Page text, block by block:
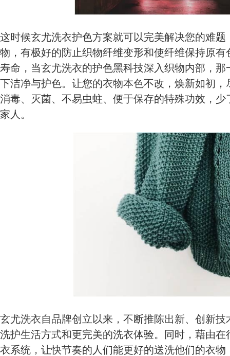
这时候玄尤洗衣护色方案就可以完美解决您的难
物，有极好的防止织物纤维变形和使纤维保持原
寿命，当玄尤洗衣的护色黑科技深入织物内部，
下洁净与护色。让您的衣物本色不改，焕新如初
消毒、灭菌、不易虫蛀、便于保存的特殊功效，
家人。
玄尤洗衣自品牌创立以来，不断推陈出新、创新
洗护生活方式和更完美的洗衣体验。同时，藉由
衣系统，让快节奏的人们能更好的送洗他们的衣